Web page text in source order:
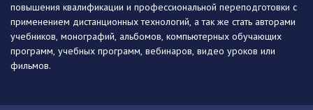
повышения квалификации и профессиональной переподготовки с
применением дистанционных технологий, а так же стать авторами
учебников, монографий, альбомов, компьютерных обучающих
программ, учебных программ, вебинаров, видео уроков или
фильмов.